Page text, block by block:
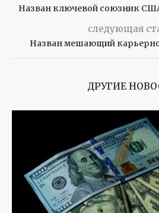
Назван ключевой союзник
следующая
Назван мешающий
ДРУГИЕ